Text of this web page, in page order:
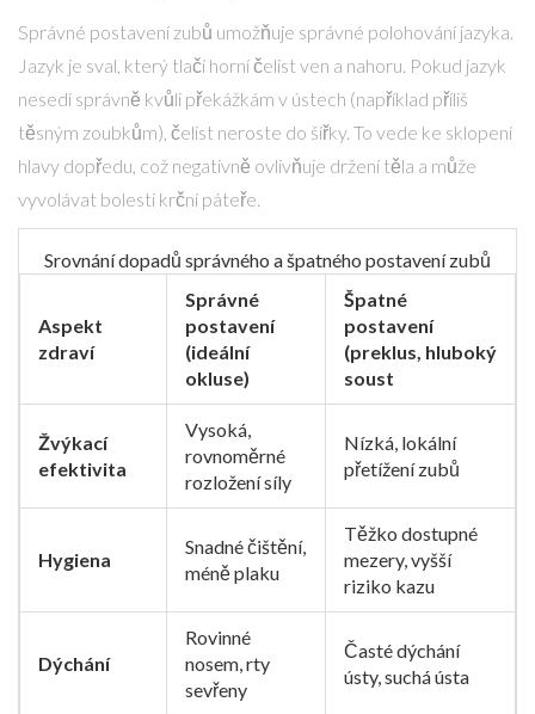
Správné postavení zubů umožňuje správné polohování jazyka.
Jazyk je sval, který tlačí horní čelist ven a nahoru. Pokud jazyk
nesedí správně kvůli překážkám v ústech (například příliš
těsným zoubkům), čelist neroste do šířky. To vede ke sklopení
hlavy dopředu, což negativně ovlivňuje držení těla a může
vyvolávat bolesti krční páteře.
Srovnání dopadů správného a špatného postavení zubů
Aspekt
zdraví
Správné
postavení
(ideální
okluse)
Špatné
postavení
(preklus, hluboký
soust
Žvýkací
efektivita
Vysoká,
rovnoměrné
rozložení síly
Nízká, lokální
přetížení zubů
Hygiena
Snadné čištění,
méně plaku
Těžko dostupné
mezery, vyšší
riziko kazu
Dýchání
Rovinné
nosem, rty
sevřeny
Časté dýchání
ústy, suchá ústa